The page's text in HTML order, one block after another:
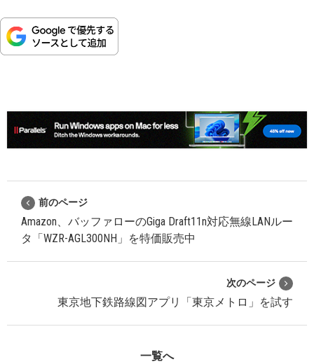
前のページ
Amazon、バッファローのGiga Draft11n対応無線LANルー
タ「WZR-AGL300NH」を特価販売中
次のページ
東京地下鉄路線図アプリ「東京メトロ」を試す
一覧へ